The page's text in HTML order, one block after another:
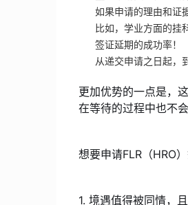
如果申请的理由和证
比如，学业方面的挂
签证延期的成功率！
从递交申请之日起，
更加优势的一点是，
在等待的过程中也不
想要申请FLR（HRO
1. 境遇值得被同情，